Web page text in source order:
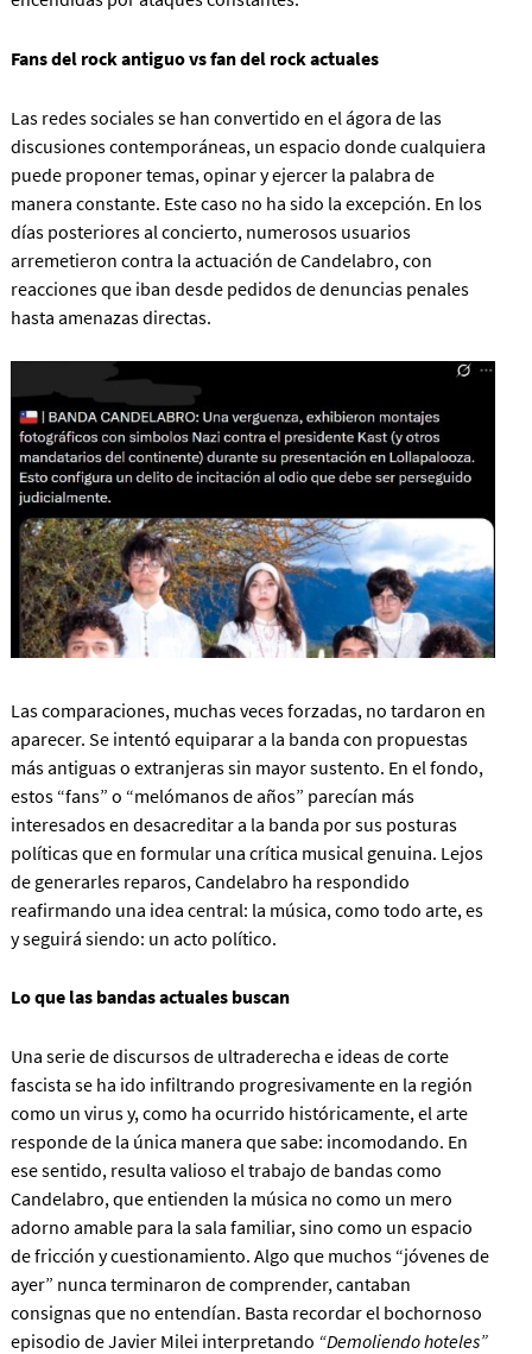
Fans del rock antiguo vs fan del rock actuales
Las redes sociales se han convertido en el ágora de las
discusiones contemporáneas, un espacio donde cualquiera
puede proponer temas, opinar y ejercer la palabra de
manera constante. Este caso no ha sido la excepción. En los
días posteriores al concierto, numerosos usuarios
arremetieron contra la actuación de Candelabro, con
reacciones que iban desde pedidos de denuncias penales
hasta amenazas directas.
Las comparaciones, muchas veces forzadas, no tardaron en
aparecer. Se intentó equiparar a la banda con propuestas
más antiguas o extranjeras sin mayor sustento. En el fondo,
estos “fans” o “melómanos de años” parecían más
interesados en desacreditar a la banda por sus posturas
políticas que en formular una crítica musical genuina. Lejos
de generarles reparos, Candelabro ha respondido
reafirmando una idea central: la música, como todo arte, es
y seguirá siendo: un acto político.
Lo que las bandas actuales buscan
Una serie de discursos de ultraderecha e ideas de corte
fascista se ha ido infiltrando progresivamente en la región
como un virus y, como ha ocurrido históricamente, el arte
responde de la única manera que sabe: incomodando. En
ese sentido, resulta valioso el trabajo de bandas como
Candelabro, que entienden la música no como un mero
adorno amable para la sala familiar, sino como un espacio
de fricción y cuestionamiento. Algo que muchos “jóvenes de
ayer” nunca terminaron de comprender, cantaban
consignas que no entendían. Basta recordar el bochornoso
episodio de Javier Milei interpretando “Demoliendo hoteles”